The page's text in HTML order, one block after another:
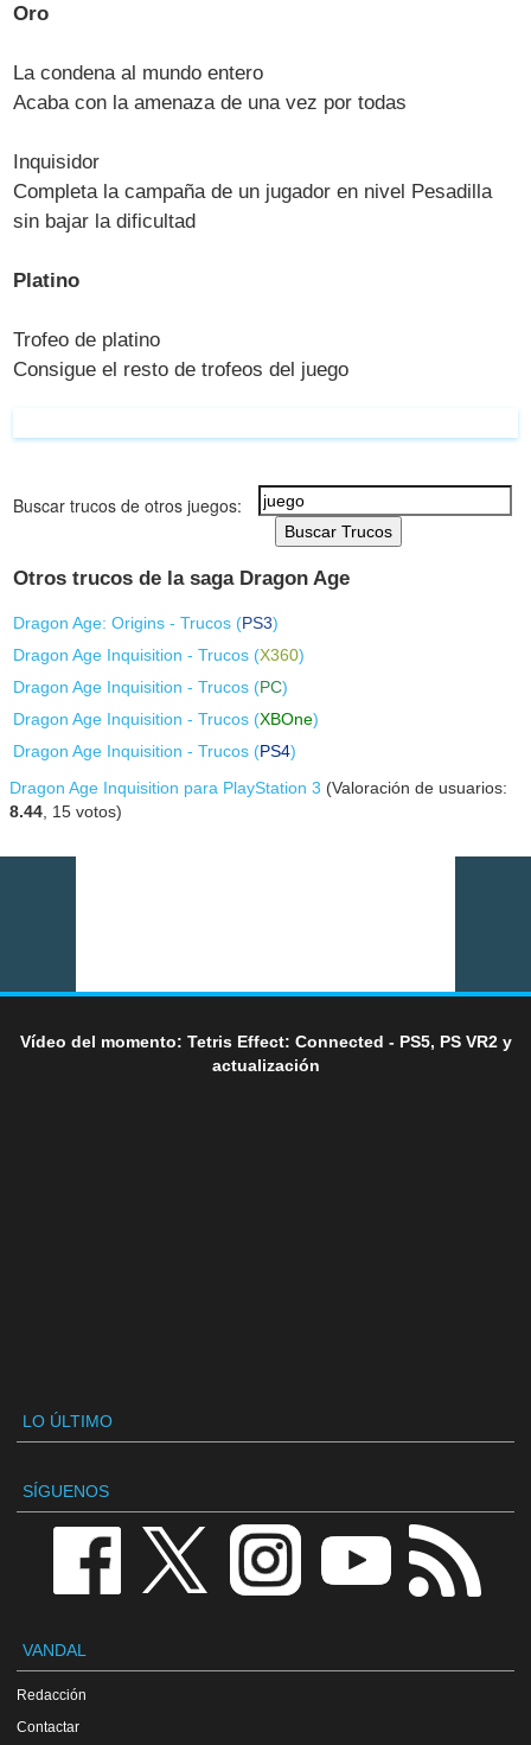
Oro
La condena al mundo entero
Acaba con la amenaza de una vez por todas
Inquisidor
Completa la campaña de un jugador en nivel Pesadilla
sin bajar la dificultad
Platino
Trofeo de platino
Consigue el resto de trofeos del juego
Buscar trucos de otros juegos:
Buscar Trucos
Otros trucos de la saga Dragon Age
Dragon Age: Origins - Trucos (PS3)
Dragon Age Inquisition - Trucos (X360)
Dragon Age Inquisition - Trucos (PC)
Dragon Age Inquisition - Trucos (XBOne)
Dragon Age Inquisition - Trucos (PS4)
Dragon Age Inquisition para PlayStation 3 (Valoración de usuarios:
8.44 15 votos)
Vídeo del momento: Tetris Effect: Connected - PS5, PS VR2 y
actualización
LO ÚLTIMO
SÍGUENOS
VANDAL
Redacción
Contactar